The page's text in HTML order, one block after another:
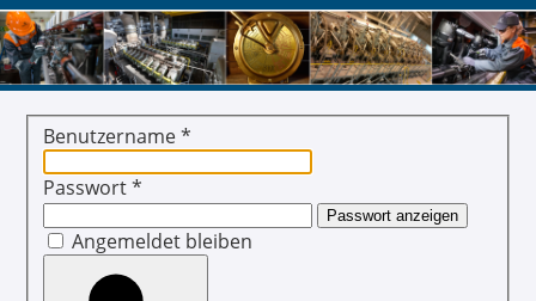
Benutzername*
Passwort*
Passwort anzeigen
Angemeldet bleiben